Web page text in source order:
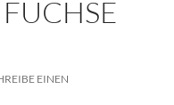
EINEN